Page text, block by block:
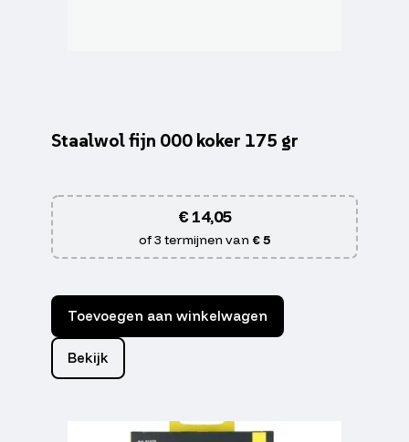
Staalwol fijn 000 koker 175 gr
€14,05
of 3 termijnen van € 5
Toevoegen aan winkelwagen
Bekijk